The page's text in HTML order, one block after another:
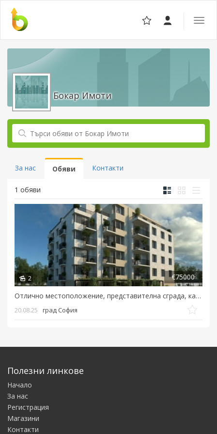
Бокар Имоти
За нас Обяви Контакти
1 обяви
2
Отлично местоположение, представителна сграда, качествено строителство, 76м2...
€75000
20.08.25 град София
Полезни линкове
Начало
За нас
Регистрация
Магазини
Контакти